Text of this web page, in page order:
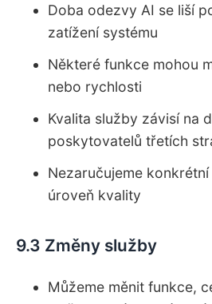
Doba odezvy AI se liší
zatížení systému
Některé funkce mohou
nebo rychlosti
Kvalita služby závisí na
poskytovatelů třetích
Nezaručujeme
úroveň kvality
9.3 Změny služby
Můžeme měnit funkce,